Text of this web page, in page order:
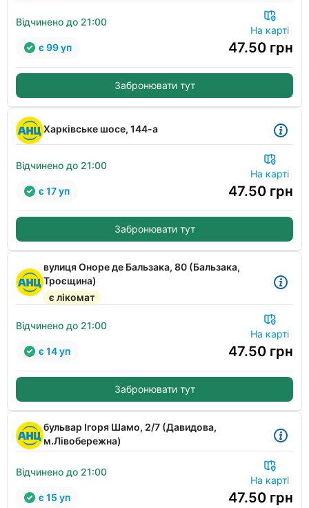
Відчинено до 21:00
На карті
47.50 грн
є 99 уп
Забронювати тут
Харківське шосе, 144-а
Відчинено до 21:00
На карті
47.50 грн
є 17 уп
Забронювати тут
вулиця Оноре де Бальзака, 80 (Бальзака,
Троєщина)
є лікомат
Відчинено до 21:00
На карті
47.50 грн
є 14 уп
Забронювати тут
бульвар Ігоря Шамо, 2/7 (Давидова,
м.Лівобережна)
Відчинено до 21:00
На карті
47.50 грн
є 15 уп